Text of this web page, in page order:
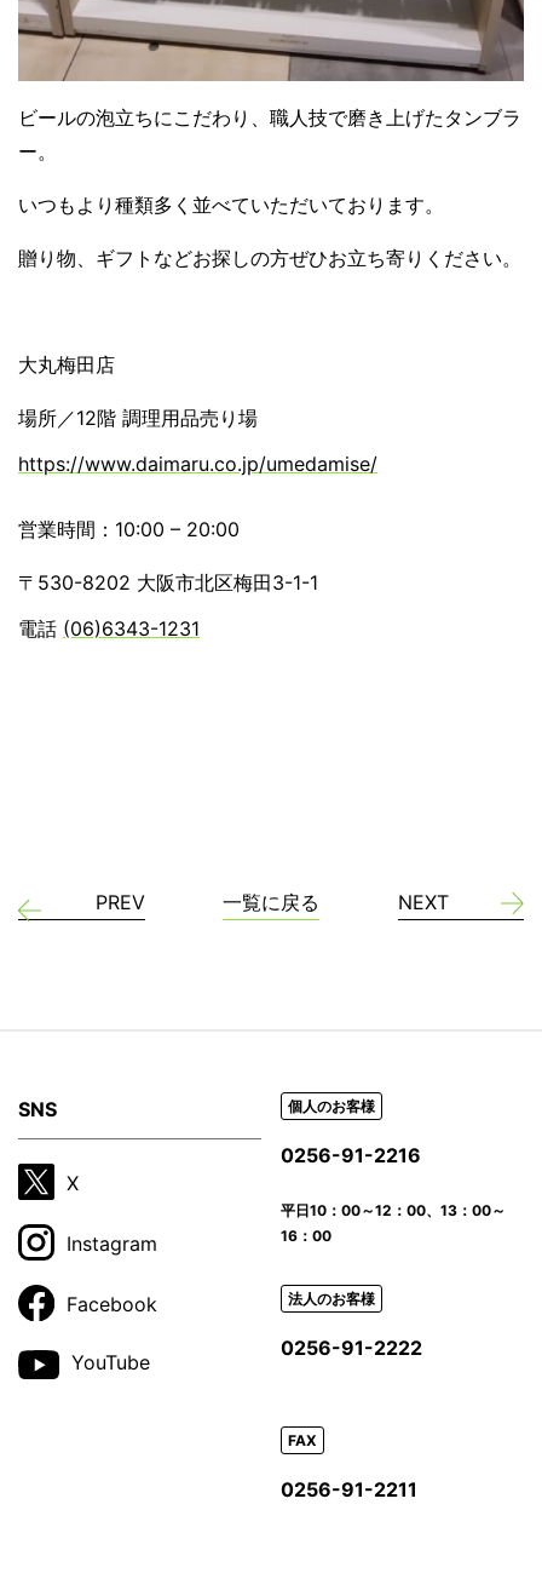
ビールの泡立ちにこだわり、職人技で磨き上げたタンブラ
ー。
いつもより種類多く並べていただいております。
贈り物、ギフトなどお探しの方ぜひお立ち寄りください。
大丸梅田店
場所／12階 調理用品売り場
https://www.daimaru.co.jp/umedamise/
営業時間：10:00 – 20:00
〒530-8202 大阪市北区梅田3-1-1
電話 (06)6343-1231
PREV 一覧に戻る NEXT
SNS
X
Instagram
Facebook
YouTube
個人のお客様
0256-91-2216
平日10：00～12：00、13：00～
16：00
法人のお客様
0256-91-2222
FAX
0256-91-2211